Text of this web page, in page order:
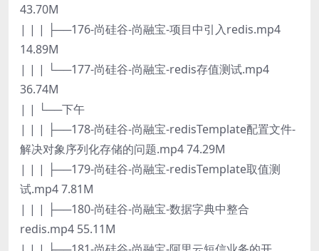
43.70M
| | | ├──176-尚硅谷-尚融宝-项目中引入redis.mp4
14.89M
| | | └──177-尚硅谷-尚融宝-redis存值测试.mp4
36.74M
| | └──下午
| | | ├──178-尚硅谷-尚融宝-redisTemplate配置文件-
解决对象序列化存储的问题.mp4 74.29M
| | | ├──179-尚硅谷-尚融宝-redisTemplate取值测
试.mp4 7.81M
| | | ├──180-尚硅谷-尚融宝-数据字典中整合
redis.mp4 55.11M